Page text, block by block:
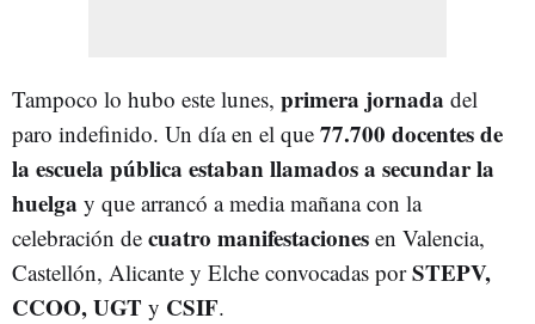
Tampoco lo hubo este lunes, primera jornada del
paro indefinido. Un día en el que 77.700 docentes de
la escuela pública estaban llamados a secundar la
huelga y que arrancó a media mañana con la
celebración de cuatro manifestaciones en Valencia,
Castellón, Alicante y Elche convocadas porSTEPV,
CCOO, UGT y CSIF.